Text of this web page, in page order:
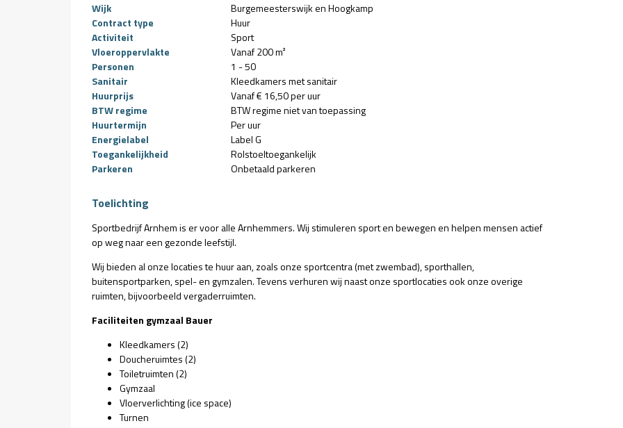
Wijk
Burgemeesterswijk en Hoogkamp
Contract type
Huur
Activiteit
Sport
Vloeroppervlakte
Vanaf 200 m²
Personen
1 - 50
Sanitair
Kleedkamers met sanitair
Huurprijs
Vanaf € 16,50 per uur
BTW regime
BTW regime niet van toepassing
Huurtermijn
Per uur
Energielabel
Label G
Toegankelijkheid
Rolstoeltoegankelijk
Parkeren
Onbetaald parkeren
Toelichting
Sportbedrijf Arnhem is er voor alle Arnhemmers. Wij stimuleren sport en bewegen en helpen mensen actief
op weg naar een gezonde leefstijl.
Wij bieden al onze locaties te huur aan, zoals onze sportcentra (met zwembad), sporthallen,
buitensportparken, spel- en gymzalen. Tevens verhuren wij naast onze sportlocaties ook onze overige
ruimten, bijvoorbeeld vergaderruimten.
Faciliteiten gymzaal Bauer
Kleedkamers (2)
Doucheruimtes (2)
Toiletruimten (2)
Gymzaal
Vloerverlichting (ice space)
Turnen